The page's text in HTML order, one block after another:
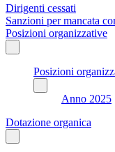
Dirigenti cessati
Sanzioni per mancata
Posizioni organizzative
Posizioni
Anno 2025
Dotazione organica